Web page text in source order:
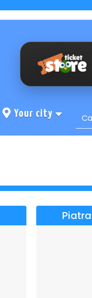
Your city